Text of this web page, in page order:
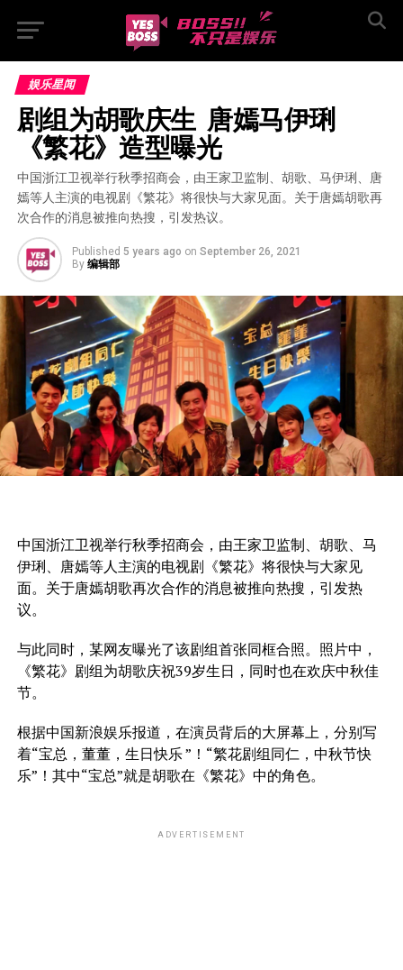
娱乐星闻
剧组为胡歌庆生  唐嫣马伊琍
《繁花》造型曝光
中国浙江卫视举行秋季招商会，由王家卫监制、胡歌、马伊琍、唐
嫣等人主演的电视剧《繁花》将很快与大家见面。关于唐嫣胡歌再
次合作的消息被推向热搜，引发热议。
Published 5 years ago on September 26, 2021
By 编辑部
中国浙江卫视举行秋季招商会，由王家卫监制、胡歌、马
伊琍、唐嫣等人主演的电视剧《繁花》将很快与大家见
面。关于唐嫣胡歌再次合作的消息被推向热搜，引发热
议。
与此同时，某网友曝光了该剧组首张同框合照。照片中，
《繁花》剧组为胡歌庆祝39岁生日，同时也在欢庆中秋佳
节。
根据中国新浪娱乐报道，在演员背后的大屏幕上，分别写
着“宝总，董董，生日快乐 ”！“繁花剧组同仁，中秋节快
乐”！其中“宝总”就是胡歌在《繁花》中的角色。
ADVERTISEMENT